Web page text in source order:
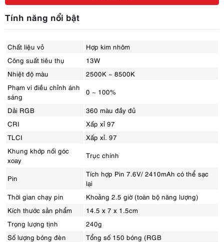
Tính năng nổi bật
Chất liệu vỏ
Hợp kim nhôm
Công suất tiêu thụ
13W
Nhiệt độ màu
2500K ~ 8500K
Phạm vi điều chỉnh ánh
sáng
0 ~ 100%
Dải RGB
360 màu đầy đủ
CRI
Xấp xỉ 97
TLCI
Xấp xỉ. 97
Khung khớp nối góc
xoay
Trục chính
Pin
Tích hợp Pin 7.6V/ 2410mAh có thể sạc
lại
Thời gian chạy pin
Khoảng 2.5 giờ (toàn bộ năng lượng)
Kích thước sản phẩm
14.5 x 7 x 1.5cm
Trọng lượng tịnh
240g
Số lượng bóng đèn
Tổng số 150 bóng (RGB